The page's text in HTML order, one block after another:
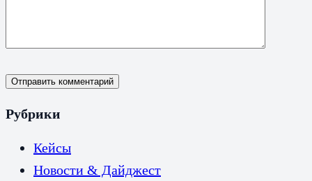
Отправить комментарий
Рубрики
Кейсы
Новости & Дайджест